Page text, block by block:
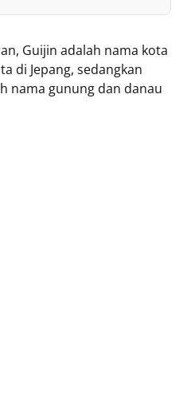
Guijin adalah nama kota
di Jepang, sedangkan
nama gunung dan danau